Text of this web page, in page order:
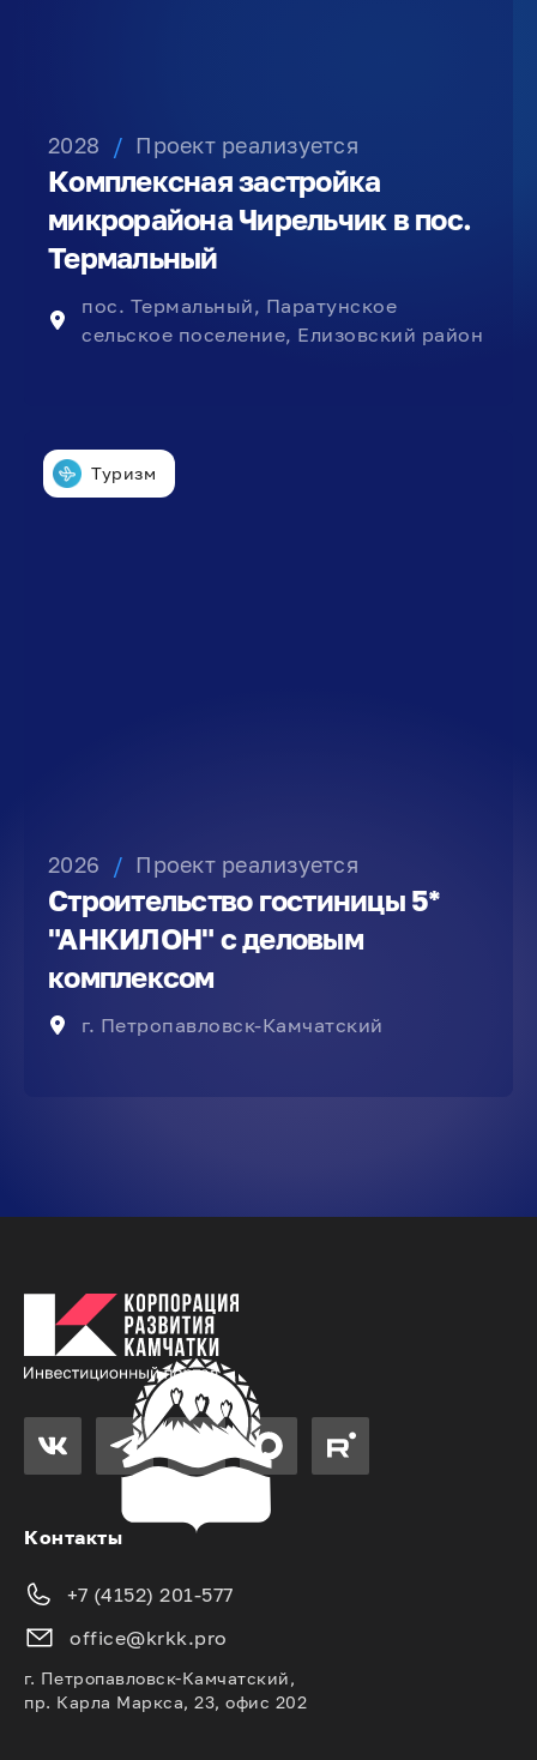
2028 / Проект реализуется
Комплексная застройка
микрорайона Чирельчик в пос.
Термальный
пос. Термальный, Паратунское
сельское поселение, Елизовский район
Туризм
2026 / Проект реализуется
Строительство гостиницы 5*
"АНКИЛОН" с деловым
комплексом
г. Петропавловск-Камчатский
Контакты
+7 (4152) 201-577
office@krkk.pro
г. Петропавловск-Камчатский,
пр. Карла Маркса, 23, офис 202